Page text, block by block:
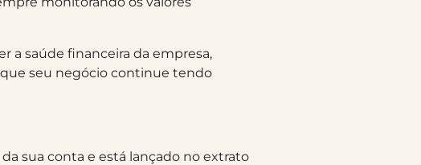
a saúde financeira da empresa,
seu negócio continue tendo
sua conta e está lançado no extrato